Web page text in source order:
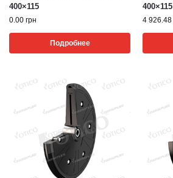
400×115
0.00 грн
Подробнее
400×115
4 926.48